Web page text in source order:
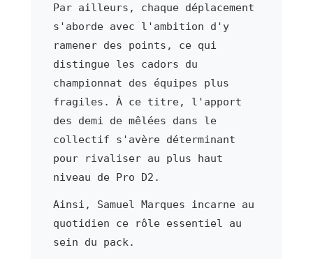
Par ailleurs, chaque déplacement
s'aborde avec l'ambition d'y
ramener des points, ce qui
distingue les cadors du
championnat des équipes plus
fragiles. À ce titre, l'apport
des demi de mêlées dans le
collectif s'avère déterminant
pour rivaliser au plus haut
niveau de Pro D2.
Ainsi, Samuel Marques incarne au
quotidien ce rôle essentiel au
sein du pack.